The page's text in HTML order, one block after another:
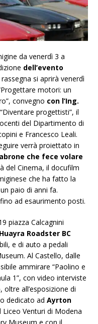
da venerdì 3 a
dell’evento
rassegna si aprirà venerdì
motori: un
convegno con l’Ing.
progettisti”, il
del Dipartimento di
e Francesco Leali.
verrà proiettato in
che fece volare
del Cinema, il docufilm
che ha fatto la
paio di anni fa.
ad esaurimento posti.
piazza Calcagnini
Roadster BC
e di auto a pedali
Al Castello, dalle
ammirare “Paolino e
1”, con video interviste
all’esposizione di
dedicato ad Ayrton
Venturi di Modena